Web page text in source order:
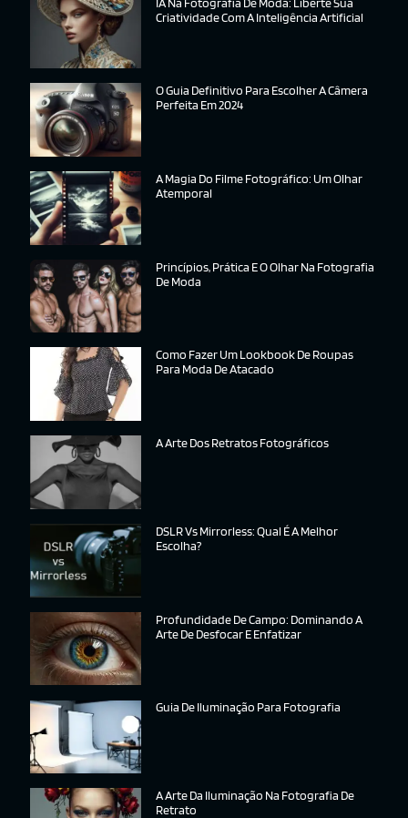
Criatividade Com A Inteligência Artificial
O Guia Definitivo Para Escolher A Câmera
Perfeita Em 2024
A Magia Do Filme Fotográfico: Um Olhar
Atemporal
Princípios, Prática E O Olhar Na Fotografia
De Moda
Como Fazer Um Lookbook De Roupas
Para Moda De Atacado
A Arte Dos Retratos Fotográficos
DSLR Vs Mirrorless: Qual É A Melhor
Escolha?
Profundidade De Campo: Dominando A
Arte De Desfocar E Enfatizar
Guia De Iluminação Para Fotografia
A Arte Da Iluminação Na Fotografia De
Retrato